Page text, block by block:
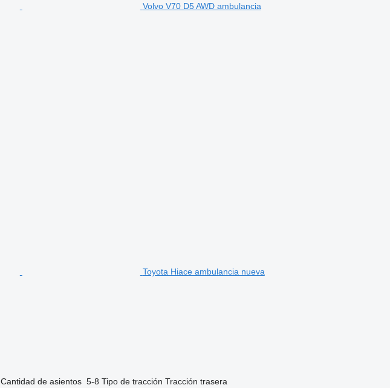
Volvo V70 D5 AWD ambulancia
Toyota Hiace ambulancia nueva
Cantidad de asientos 5-8 Tipo de tracción Tracción trasera